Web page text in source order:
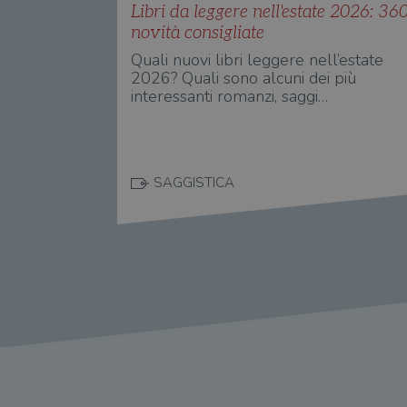
Libri da leggere nell'estate 2026:
novità consigliate
Quali nuovi libri leggere nell’estate
2026? Quali sono alcuni dei più
interessanti romanzi, saggi…
SAGGISTICA
Google
LLC
VISITOR_INFO1_LIVE